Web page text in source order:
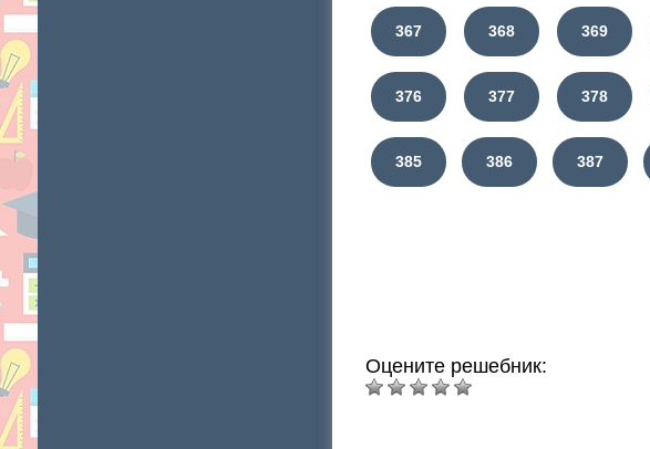
367 368 369
376 377 378
385 386 387
Оцените решебник: